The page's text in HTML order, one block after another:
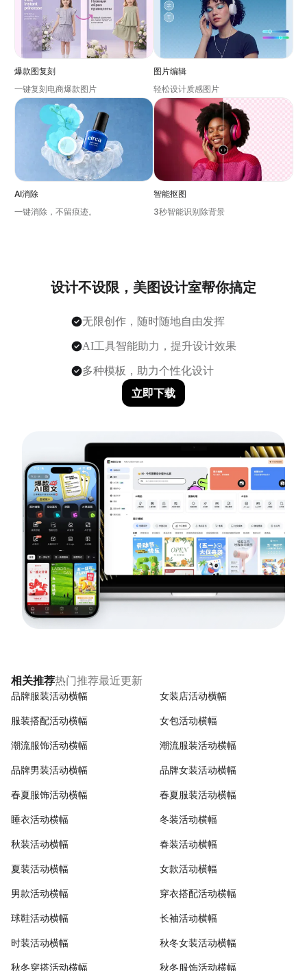
买行为。
爆款图复刻
一键复刻电商爆款图片
图片编辑
轻松设计质感图片
AI消除
一键消除，不留痕迹。
智能抠图
3秒智能识别除背景
设计不设限，美图设计室帮你搞定
无限创作，随时随地自由发挥
AI工具智能助力，提升设计效果
多种模板，助力个性化设计
立即下载
相关推荐热门推荐最近更新
品牌服装活动横幅 女装店活动横幅
服装搭配活动横幅 女包活动横幅
潮流服饰活动横幅 潮流服装活动横幅
品牌男装活动横幅 品牌女装活动横幅
春夏服饰活动横幅 春夏服装活动横幅
睡衣活动横幅 冬装活动横幅
秋装活动横幅 春装活动横幅
夏装活动横幅 女款活动横幅
男款活动横幅 穿衣搭配活动横幅
球鞋活动横幅 长袖活动横幅
时装活动横幅 秋冬女装活动横幅
秋冬穿搭活动横幅 秋冬服饰活动横幅